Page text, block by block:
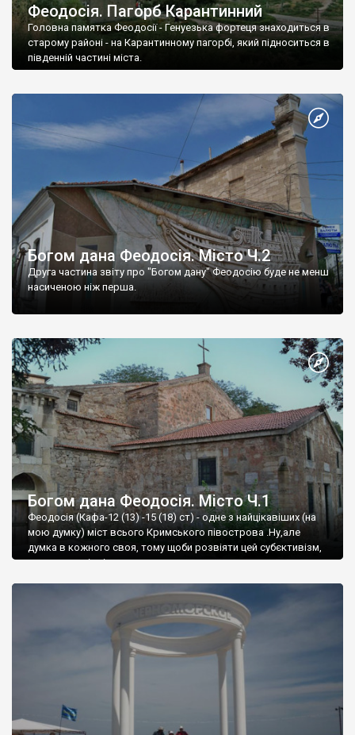
Феодосія. Пагорб Карантинний
Головна памятка Феодосії - Генуезька фортеця знаходиться в
старому районі - на Карантинному пагорбі, який підноситься в
південній частині міста.
Богом дана Феодосія. Місто Ч.2
Друга частина звіту про "Богом дану" Феодосію буде не менш
насиченою ніж перша.
Богом дана Феодосія. Місто Ч.1
Феодосія (Кафа-12 (13) -15 (18) ст) - одне з найцікавіших (на
мою думку) міст всього Кримського півострова .Ну,але
думка в кожного своя, тому щоби розвіяти цей субєктивізм,
запрошую відвідати це